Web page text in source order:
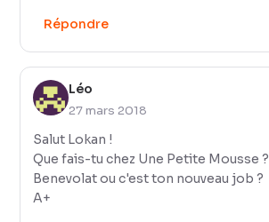
Répondre
Léo
27 mars 2018
Salut Lokan !
Que fais-tu chez Une Petite Mousse ?
Benevolat ou c'est ton nouveau job ?
A+